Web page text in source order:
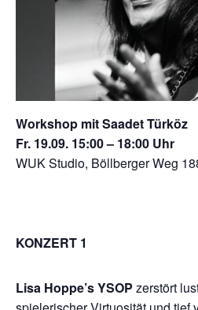
Workshop mit Saadet Türköz
Fr. 19.09. 15:00 – 18:00 Uhr
WUK Studio, Böllberger Weg
KONZERT 1
Lisa Hoppe’s YSOP zerstört